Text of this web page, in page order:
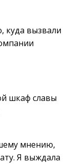
куда вызвали
шкаф славы
мнению,
Я выждала